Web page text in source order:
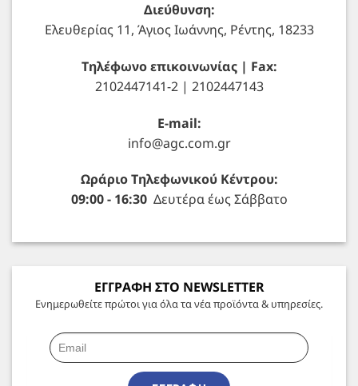
Διεύθυνση:
Ελευθερίας 11, Άγιος Ιωάννης, Ρέντης, 18233
Τηλέφωνο επικοινωνίας | Fax:
2102447141-2 | 2102447143
E-mail:
info@agc.com.gr
Ωράριο Τηλεφωνικού Κέντρου:
09:00 - 16:30Δευτέρα έως Σάββατο
ΕΓΓΡΑΦΗ ΣΤΟ NEWSLETTER
Ενημερωθείτε πρώτοι για όλα τα νέα προϊόντα & υπηρεσίες.